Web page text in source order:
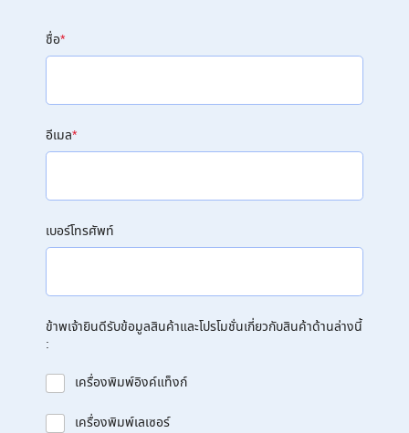
ชื่อ*
อีเมล*
เบอร์โทรศัพท์
ข้าพเจ้ายินดีรับข้อมูลสินค้าและโปรโมชั่นเกี่ยวกับสินค้าด้านล่างนี้
:
เครื่องพิมพ์อิงค์แท็งก์
เครื่องพิมพ์เลเซอร์